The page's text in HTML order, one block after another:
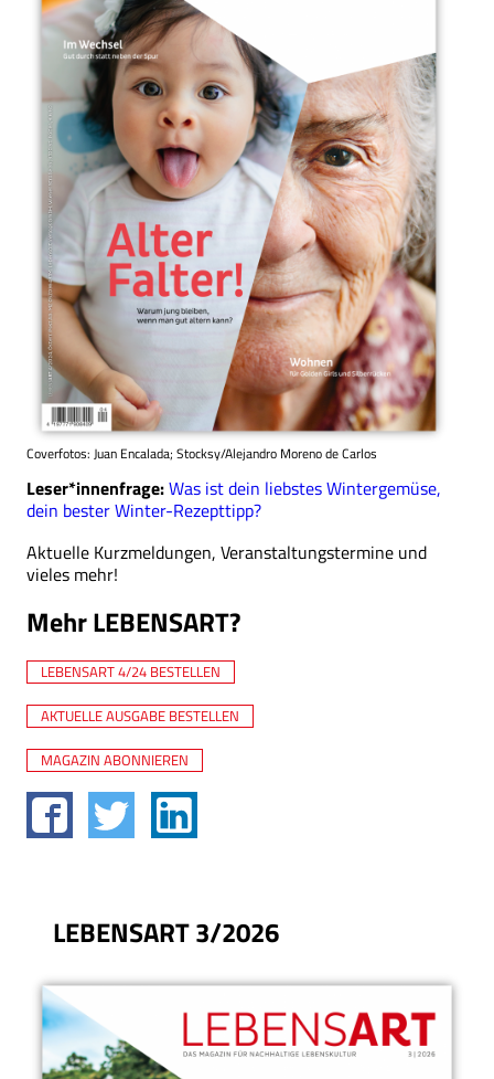
Coverfotos: Juan Encalada; Stocksy/Alejandro Moreno de Carlos
Leser*innenfrage:Was ist dein liebstes Wintergemüse,
dein bester Winter-Rezepttipp?
Aktuelle Kurzmeldungen, Veranstaltungstermine und
vieles mehr!
Mehr LEBENSART?
LEBENSART 4/24 BESTELLEN
AKTUELLE AUSGABE BESTELLEN
MAGAZIN ABONNIEREN
LEBENSART 3/2026